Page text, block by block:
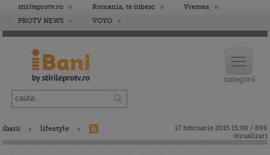
stirileprotv.ro Romania, te iubesc
Vremea
PROTV NEWS
VOYO
ibani lifestyle
17 februarie 2015 15:08 / 896
vizualizari